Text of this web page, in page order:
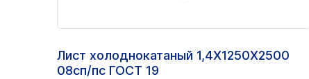
Лист холоднокатаный 1,4Х1250Х2500
08сп/пс ГОСТ 19